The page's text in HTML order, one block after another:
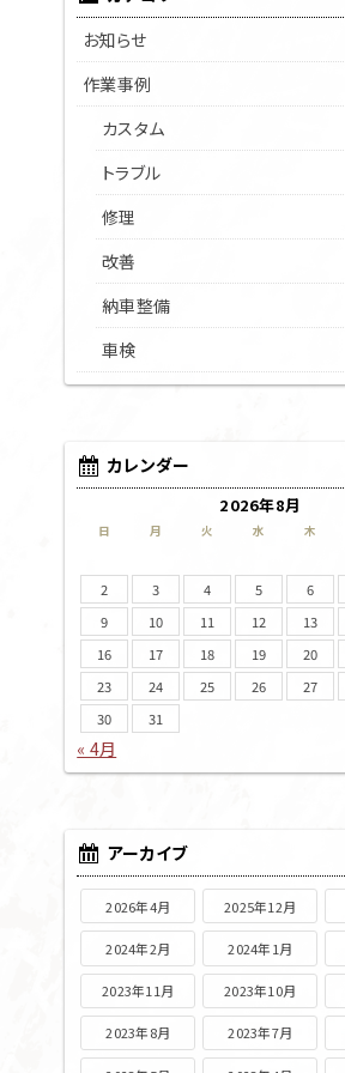
お知らせ
作業事例
カスタム
トラブル
修理
改善
納車整備
車検
カレンダー
2026年8月
日 月 火 水 木
2
3 4 5 6
9
10 11 12 13
16
17 18 19 20
23
24 25 26 27
30
31
« 4月
アーカイブ
2026年4月 2025年12月
2024年2月 2024年1月
2023年11月 2023年10月
2023年8月 2023年7月